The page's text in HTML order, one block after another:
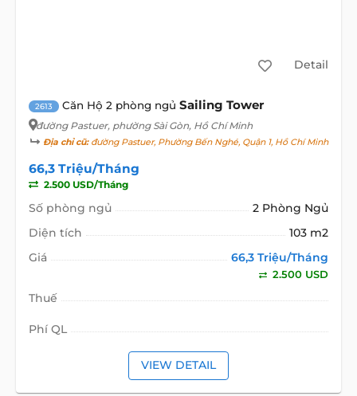
Detail
2613 Căn Hộ 2 phòng ngủ Sailing Tower
đường Pastuer, phường Sài Gòn, Hồ Chí Minh
Địa chỉ cũ:đường Pastuer, Phường Bến Nghé, Quận 1, Hồ Chí Minh
66,3 Triệu/Tháng
2.500 USD/Tháng
Số phòng ngủ
2 Phòng Ngủ
Diện tích
103 m2
Giá
66,3 Triệu/Tháng
2.500 USD
Thuế
Phí QL
VIEW DETAIL